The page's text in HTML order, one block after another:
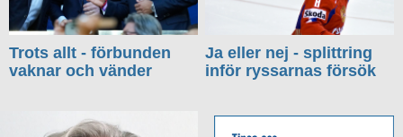
Trots allt - förbunden
vaknar och vänder
Ja eller nej - splittring
inför ryssarnas försök